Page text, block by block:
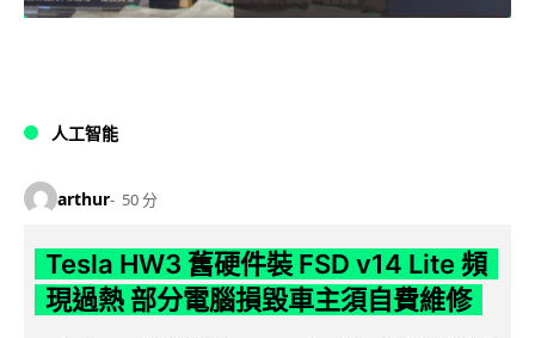
人工智能
arthur 50 分
Tesla HW3 舊硬件裝 FSD v14 Lite 頻
現過熱 部分電腦損毀車主須自費維修